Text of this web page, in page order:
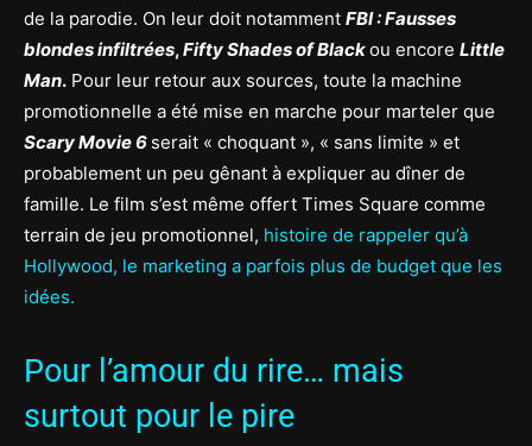
de la parodie. On leur doit notamment FBI : Fausses
blondes infiltrées,Fifty Shades of Blackou encore Little
Man. Pour leur retour aux sources, toute la machine
promotionnelle a été mise en marche pour marteler que
Scary Movie 6 serait « choquant », « sans limite » et
probablement un peu gênant à expliquer au dîner de
famille. Le film s’est même offert Times Square comme
terrain de jeu promotionnel, histoire de rappeler qu’à
Hollywood, le marketing a parfois plus de budget que les
idées.
Pour l’amour du rire… mais
surtout pour le pire